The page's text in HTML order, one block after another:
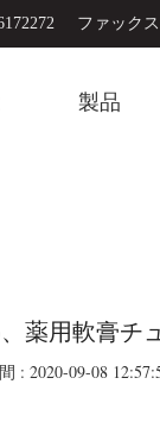
ファック
製品
用軟膏チ
: 2020-09-08